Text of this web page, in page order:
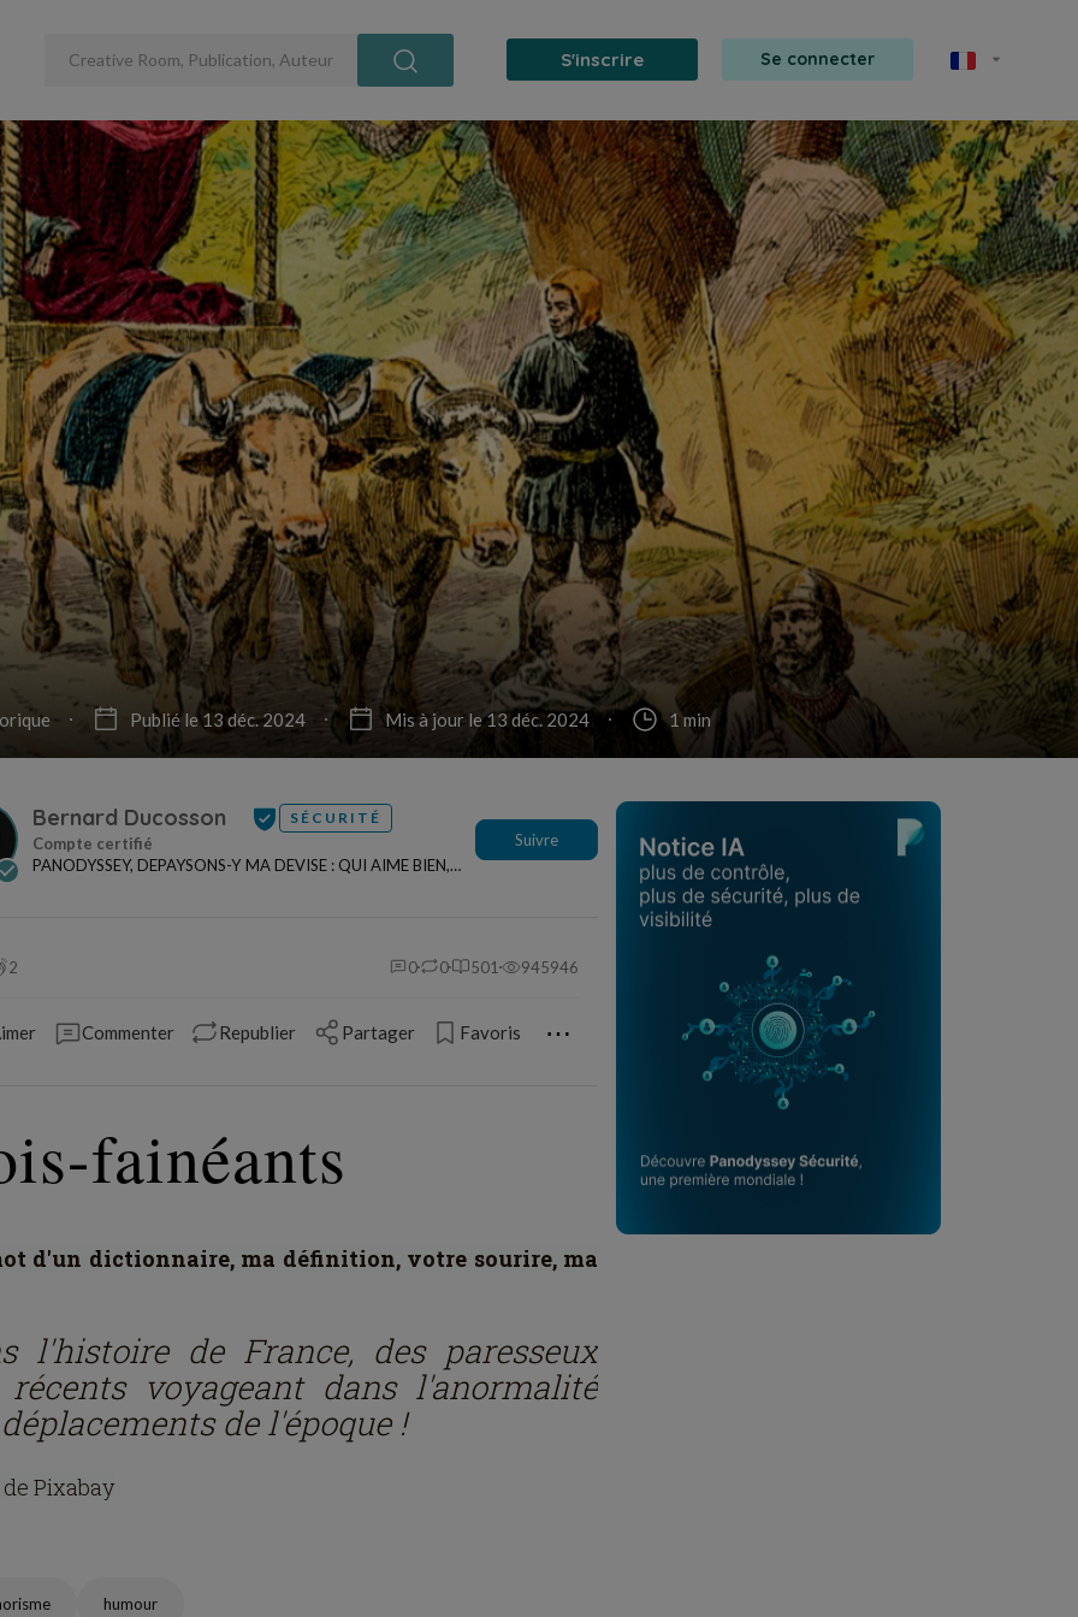
S'inscrire Se connecter
Publié le 13 déc. 2024 Mis à jour le 13 déc. 2024 1 min
Bernard Ducosson SÉCURITÉ
PANODYSSEY, DEPAYSONS-Y MA DEVISE : QUI AIME BIEN,
Suivre
2 0 0 501 945946
Commenter Republier Partager Favoris ⋯
fainéants
d'un dictionnaire, ma définition, votre sourire, ma
l'histoire de France, des paresseux
récents voyageant dans l'anormalité
de l'époque !
Pixabay
humour